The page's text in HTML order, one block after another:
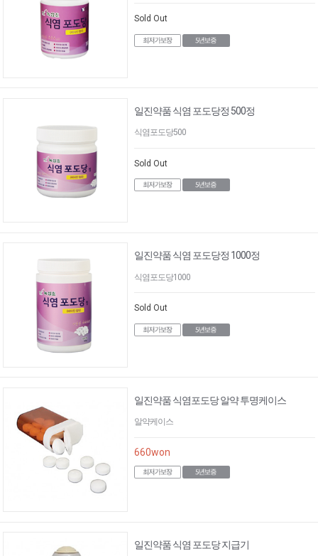
Sold Out
일진약품 식염 포도당정 500정
식염포도당500
Sold Out
일진약품 식염 포도당정 1000정
식염포도당1000
Sold Out
일진약품 식염포도당 알약 투명케이스
알약케이스
660won
일진약품 식염 포도당 지급기